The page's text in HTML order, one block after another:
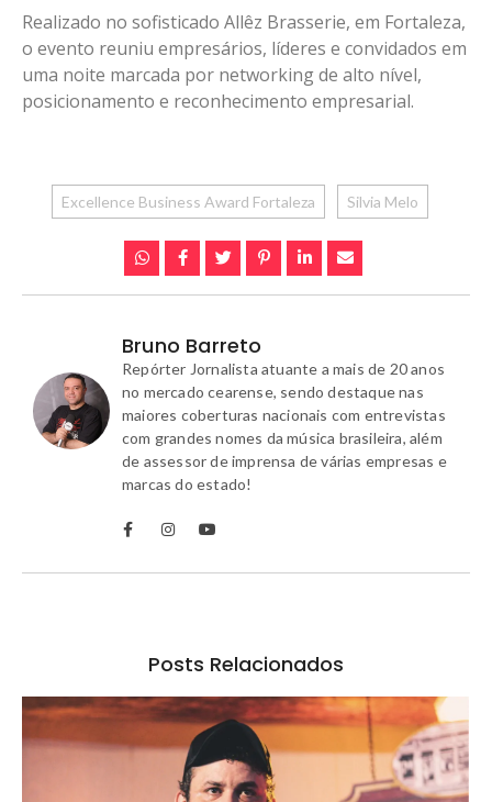
Realizado no sofisticado Allêz Brasserie, em Fortaleza,
o evento reuniu empresários, líderes e convidados em
uma noite marcada por networking de alto nível,
posicionamento e reconhecimento empresarial.
Excellence Business Award Fortaleza Silvia Melo
Bruno Barreto
Repórter Jornalista atuante a mais de 20 anos
no mercado cearense, sendo destaque nas
maiores coberturas nacionais com entrevistas
com grandes nomes da música brasileira, além
de assessor de imprensa de várias empresas e
marcas do estado!
Posts Relacionados